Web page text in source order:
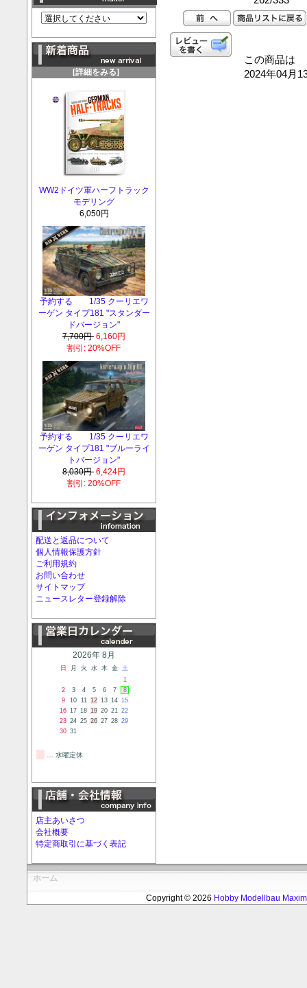
[詳細をみる]
WW2ドイツ軍ハーフトラック
モデリング
6,050円
予約する 1/35 クーリエワ
ーゲン タイプ181 "スタンダー
ドバージョン"
7,700円 6,160円
割引: 20%OFF
予約する 1/35 クーリエワ
ーゲン タイプ181 "ブルーライ
トバージョン"
8,030円 6,424円
割引: 20%OFF
配送と返品について
個人情報保護方針
ご利用規約
お問い合わせ
サイトマップ
ニュースレター登録解除
2026年 8月
日 月 火 水 木 金
土
1
2
3 4 5 6 7
8
9
10 11 12 13 14 15
16 17 18 19 20 21 22
23 24 25 26 27 28 29
30 31
… 水曜定休
店主あいさつ
会社概要
特定商取引に基づく表記
この商品は
2024年04月
ホーム
Copyright © 2026 Hobby Modellbau